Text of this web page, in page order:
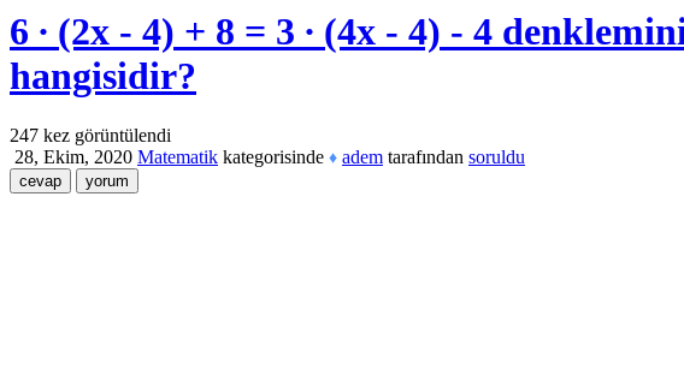
6 ∙ (2x - 4) + 8 = 3 ∙ (4x - 4) - 4
hangisidir?
247 kez görüntülendi
28, Ekim, 2020 Matematik kategorisinde ♦ adem tarafından soruldu